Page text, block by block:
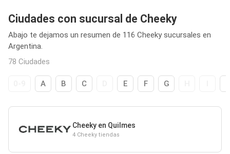
Ciudades con sucursal de Cheeky
Abajo te dejamos un resumen de 116 Cheeky sucursales en
Argentina.
78 Ciudades
A B C E F G
Cheeky en Quilmes
4 Cheeky tiendas